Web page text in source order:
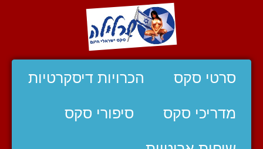
סרטי סקס הכרויות דיסקרטיות
מדריכי סקס סיפורי סקס